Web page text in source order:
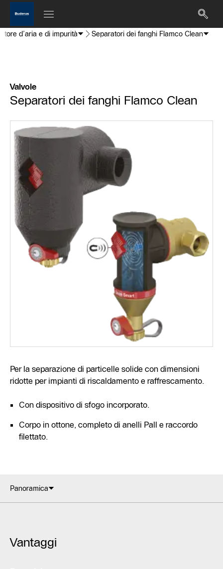
d’aria e di impurità Separatori dei fanghi Flamco Clean
Valvole
Separatori dei fanghi Flamco Clean
Per la separazione di particelle solide con dimensioni
ridotte per impianti di riscaldamento e raffrescamento.
Con dispositivo di sfogo incorporato.
Corpo in ottone, completo di anelli Pall e raccordo
filettato.
Panoramica
Vantaggi